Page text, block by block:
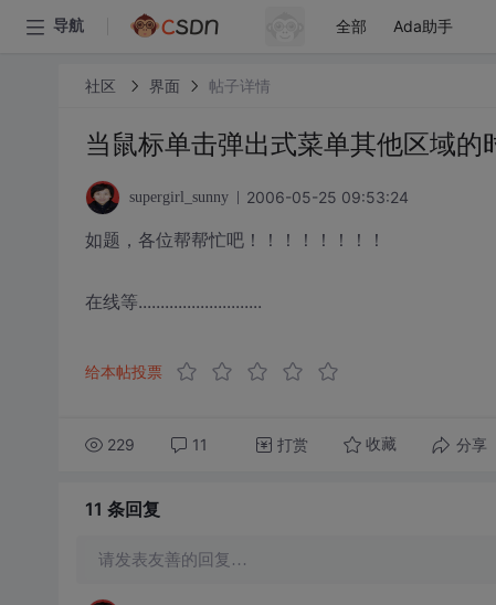
导航 全部 Ada助手
社区 界面 帖子详情
当鼠标单击弹出式菜单其他区域的
supergirl_sunny 2006-05-25 09:53:24
如题，各位帮帮忙吧！！！！！！！！
在线等............................
给本帖投票
229 11 打赏 收藏 分享
11 条回复
请发表友善的回复…